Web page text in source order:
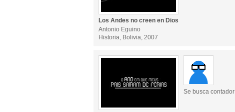
Los Andes no creen en Dios
Antonio Eguino
Historia, Bolivia, 2007
Se busca contador